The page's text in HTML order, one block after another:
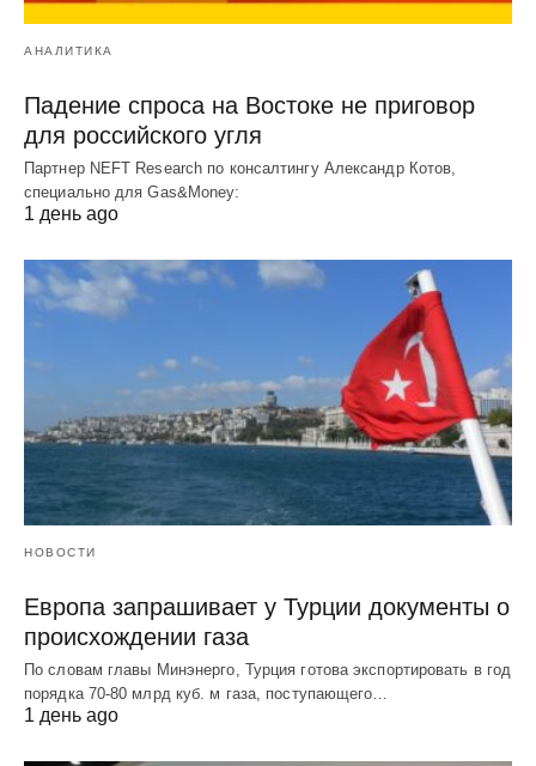
АНАЛИТИКА
Падение спроса на Востоке не приговор
для российского угля
Партнер NEFT Research по консалтингу Александр Котов,
специально для Gas&Money:
1 день ago
НОВОСТИ
Европа запрашивает у Турции документы о
происхождении газа
По словам главы Минэнерго, Турция готова экспортировать в год
порядка 70-80 млрд куб. м газа, поступающего…
1 день ago